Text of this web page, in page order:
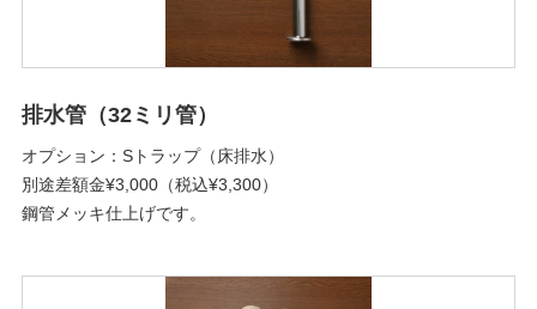
排水管（32ミリ管）
オプション：Sトラップ（床排水）
別途差額金¥3,000（税込¥3,300）
鋼管メッキ仕上げです。